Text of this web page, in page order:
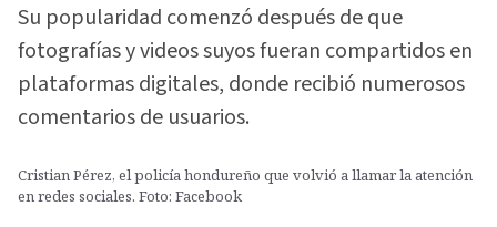
Su popularidad comenzó después de que
fotografías y videos suyos fueran compartidos en
plataformas digitales, donde recibió numerosos
comentarios de usuarios.
Cristian Pérez, el policía hondureño que volvió a llamar la atención
en redes sociales. Foto: Facebook